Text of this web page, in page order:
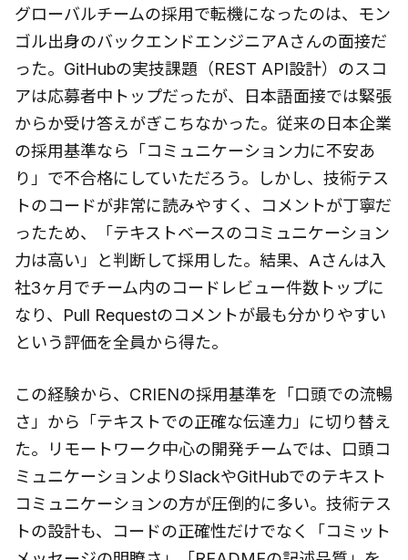
グローバルチームの採用で転機になったのは、モン
ゴル出身のバックエンドエンジニアAさんの面接だ
った。GitHubの実技課題（REST API設計）のスコ
アは応募者中トップだったが、日本語面接では緊張
からか受け答えがぎこちなかった。従来の日本企業
の採用基準なら「コミュニケーション力に不安あ
り」で不合格にしていただろう。しかし、技術テス
トのコードが非常に読みやすく、コメントが丁寧だ
ったため、「テキストベースのコミュニケーション
力は高い」と判断して採用した。結果、Aさんは入
社3ヶ月でチーム内のコードレビュー件数トップに
なり、Pull Requestのコメントが最も分かりやすい
という評価を全員から得た。
この経験から、CRIENの採用基準を「口頭での流暢
さ」から「テキストでの正確な伝達力」に切り替え
た。リモートワーク中心の開発チームでは、口頭コ
ミュニケーションよりSlackやGitHubでのテキスト
コミュニケーションの方が圧倒的に多い。技術テス
トの設計も、コードの正確性だけでなく「コミット